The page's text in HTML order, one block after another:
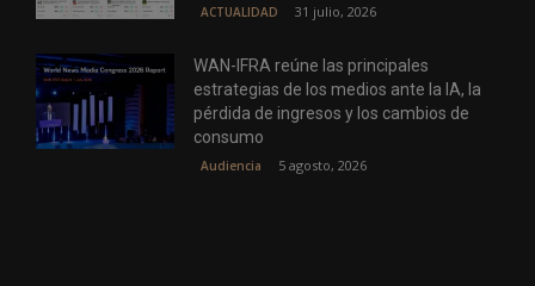
ACTUALIDAD 31 julio, 2026
WAN-IFRA reúne las principales
estrategias de los medios ante la IA, la
pérdida de ingresos y los cambios de
consumo
Audiencia 5 agosto, 2026